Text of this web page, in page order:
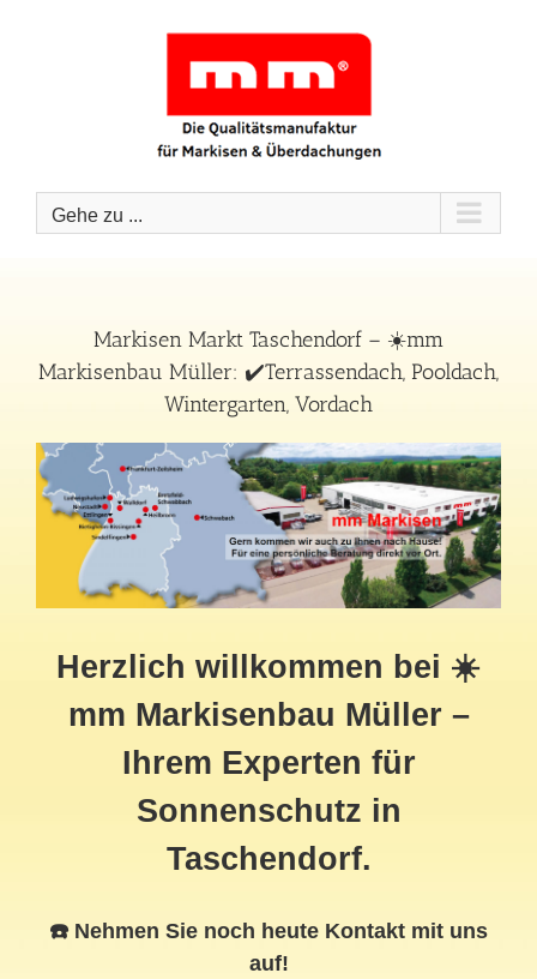
Gehe zu ...
Markisen Markt Taschendorf – ☀️mm
Markisenbau Müller: ✔️Terrassendach, Pooldach,
Wintergarten, Vordach
Herzlich willkommen bei ☀️
mm Markisenbau Müller –
Ihrem Experten für
Sonnenschutz in
Taschendorf.
☎️ Nehmen Sie noch heute Kontakt mit uns
auf!